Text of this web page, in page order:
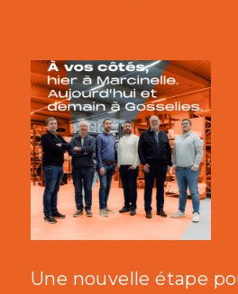
Déstockage à
Une nouvelle étape